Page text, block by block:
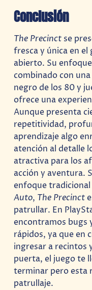
Conclusión
The Precinct se
fresca y única en
abierto. Su
combinado con
negro de los 80 y
ofrece una
Aunque presenta
repetitividad,
aprendizaje algo
atención al detalle
atractiva para los
acción y aventura.
enfoque
Auto, The Precinct
patrullar. En
encontramos bugs
rápidos, ya que en
ingresar a recintos
puerta, el juego te
terminar pero esta
patrullaje.